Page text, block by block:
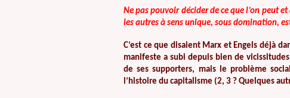
Ne pas pouvoir décider de ce que l’on peut
les autres à sens unique, sous domination,
C’est ce que disaient Marx et Engels déjà
manifeste a subi depuis bien de
de ses supporters, mais le problème
l’histoire du capitalisme (2, 3 ? Quelques